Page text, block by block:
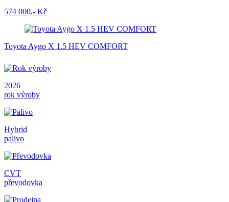
574 000,- Kč
Toyota Aygo X 1.5 HEV COMFORT
2026
rok výroby
Hybrid
palivo
CVT
převodovka